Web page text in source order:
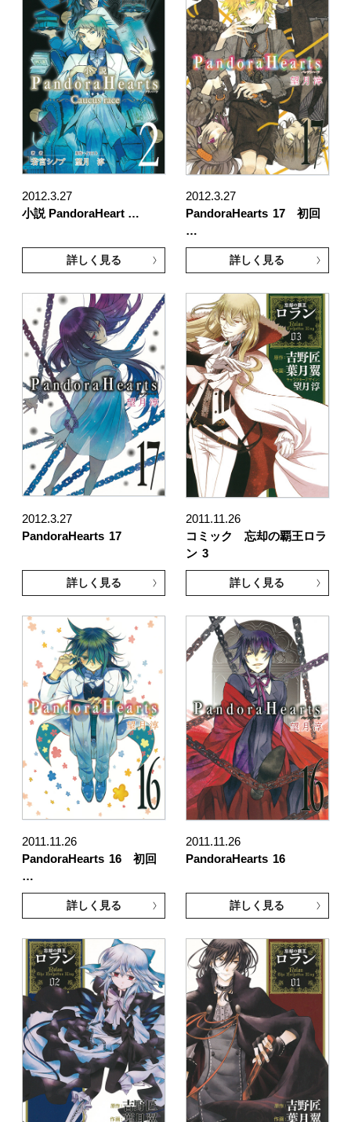
2012.3.27
小説 PandoraHeart …
詳しく見る
2012.3.27
PandoraHearts 17 初回
…
詳しく見る
2012.3.27
PandoraHearts 17
詳しく見る
2011.11.26
コミック 忘却の覇王ロラ
ン 3
詳しく見る
2011.11.26
PandoraHearts 16 初回
…
詳しく見る
2011.11.26
PandoraHearts 16
詳しく見る